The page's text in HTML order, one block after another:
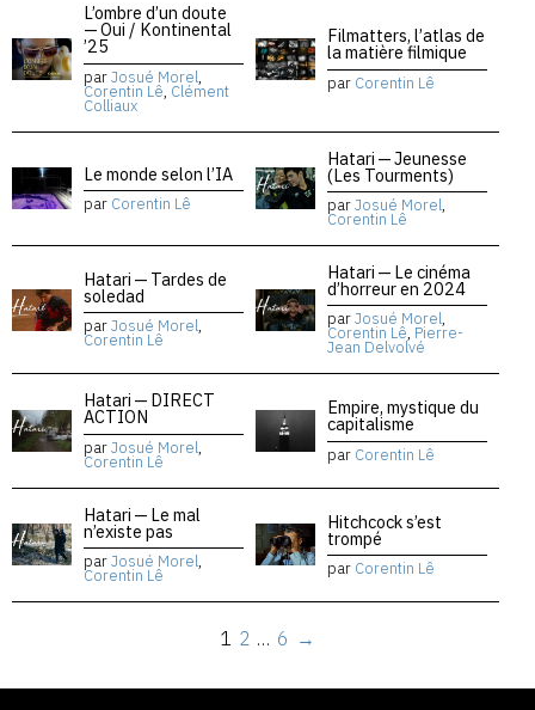
L’ombre d’un doute
— Oui / Kontinental
’25
parJosué Morel,
Corentin Lê, Clément
Colliaux
Filmatters, l’atlas de
la matière filmique
par Corentin Lê
Le monde selon l’IA
par Corentin Lê
Hatari — Jeunesse
(Les Tourments)
parJosué Morel,
Corentin Lê
Hatari — Tardes de
soledad
parJosué Morel,
Corentin Lê
Hatari — Le cinéma
d’horreur en 2024
parJosué Morel,
Corentin Lê, Pierre-
Jean Delvolvé
Hatari — DIRECT
ACTION
parJosué Morel,
Corentin Lê
Empire, mystique du
capitalisme
par Corentin Lê
Hatari — Le mal
n’existe pas
parJosué Morel,
Corentin Lê
Hitchcock s’est
trompé
par Corentin Lê
1 2 … 6 →